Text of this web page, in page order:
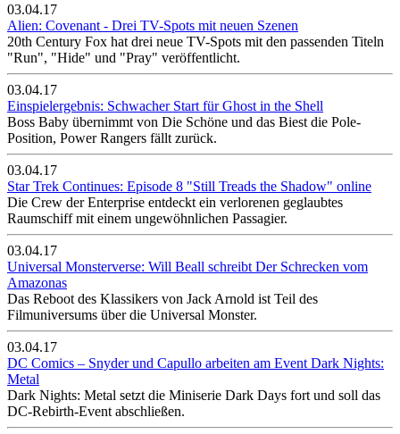
03.04.17
Alien: Covenant - Drei TV-Spots mit neuen Szenen
20th Century Fox hat drei neue TV-Spots mit den passenden Titeln
"Run", "Hide" und "Pray" veröffentlicht.
03.04.17
Einspielergebnis: Schwacher Start für Ghost in the Shell
Boss Baby übernimmt von Die Schöne und das Biest die Pole-
Position, Power Rangers fällt zurück.
03.04.17
Star Trek Continues: Episode 8 "Still Treads the Shadow" online
Die Crew der Enterprise entdeckt ein verlorenen geglaubtes
Raumschiff mit einem ungewöhnlichen Passagier.
03.04.17
Universal Monsterverse: Will Beall schreibt Der Schrecken vom
Amazonas
Das Reboot des Klassikers von Jack Arnold ist Teil des
Filmuniversums über die Universal Monster.
03.04.17
DC Comics – Snyder und Capullo arbeiten am Event Dark Nights:
Metal
Dark Nights: Metal setzt die Miniserie Dark Days fort und soll das
DC-Rebirth-Event abschließen.